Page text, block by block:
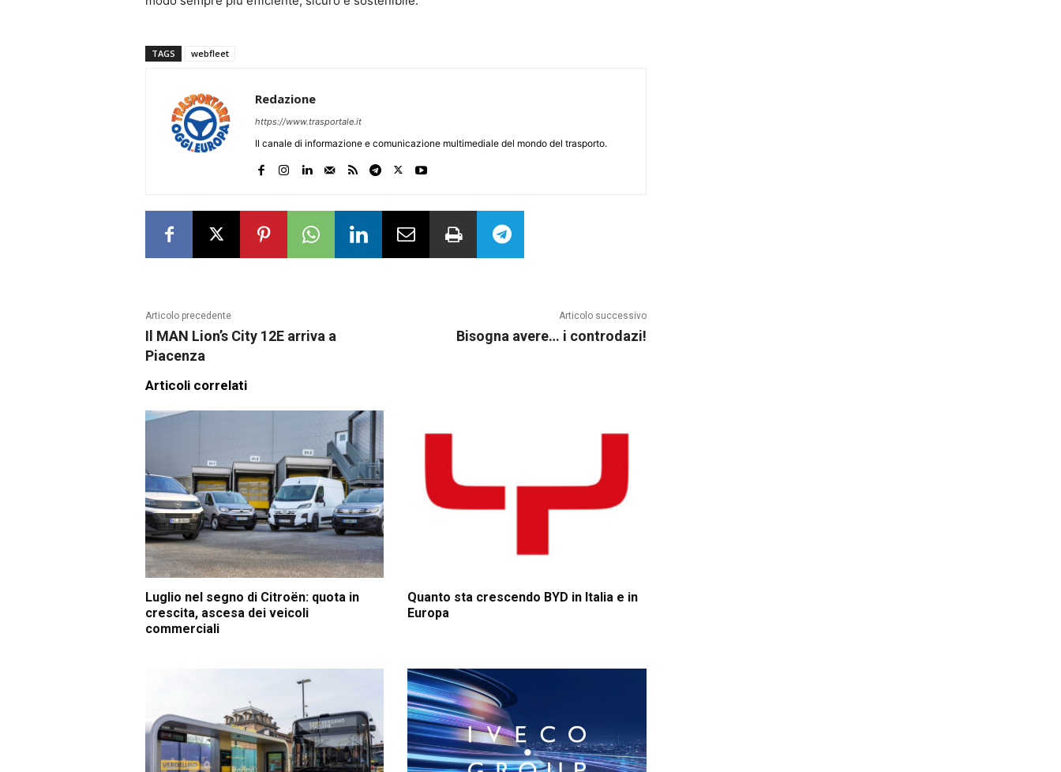
TAGS webfleet
Redazione
https://www.trasportale.it
Il canale di informazione e comunicazione multimediale del mondo del trasporto.
Articolo precedente
Il MAN Lion’s City 12E arriva a
Piacenza
Articolo successivo
Bisogna avere… i controdazi!
Articoli correlati
Luglio nel segno di Citroën: quota in
crescita, ascesa dei veicoli
commerciali
Quanto sta crescendo BYD in Italia e in
Europa